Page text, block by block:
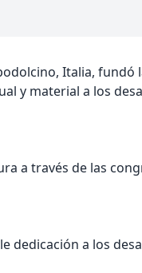
Italia, fundó
y material a los
a través de las
dedicación a los